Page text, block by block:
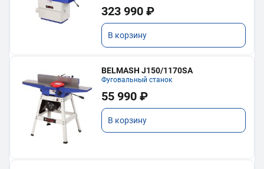
323 990 ₽
В корзину
BELMASH J150/1170SA
Фуговальный станок
55 990 ₽
В корзину